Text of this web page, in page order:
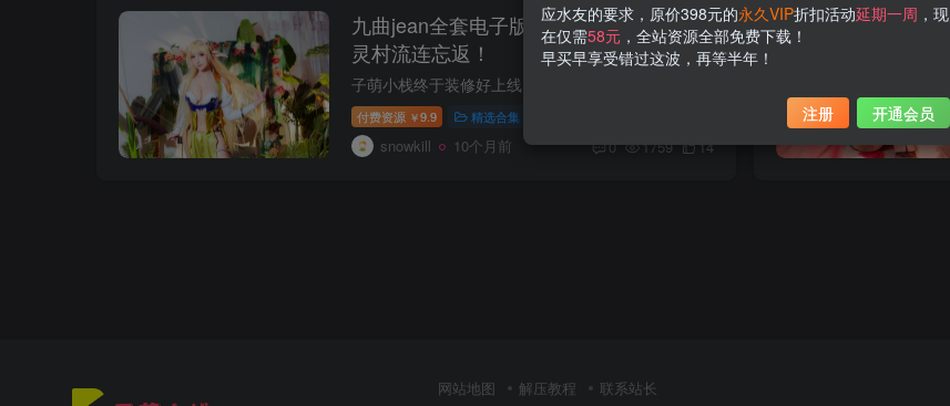
九曲jean全套电子版私人订制图片集 在精
灵村流连忘返！
付费资源 ￥9.9 精选合集
snowkill 10个月前 0 1759 14
网站地图 解压教程 联系站长
应水友的要求，原价398元的永久VIP折扣活动延期一周 ，现
在仅需58元 ，全站资源全部免费下载！
早买早享受错过这波，再等半年！
注册 开通会员